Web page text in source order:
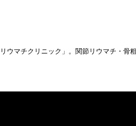
ウマチクリニック」。関節リウマチ・骨